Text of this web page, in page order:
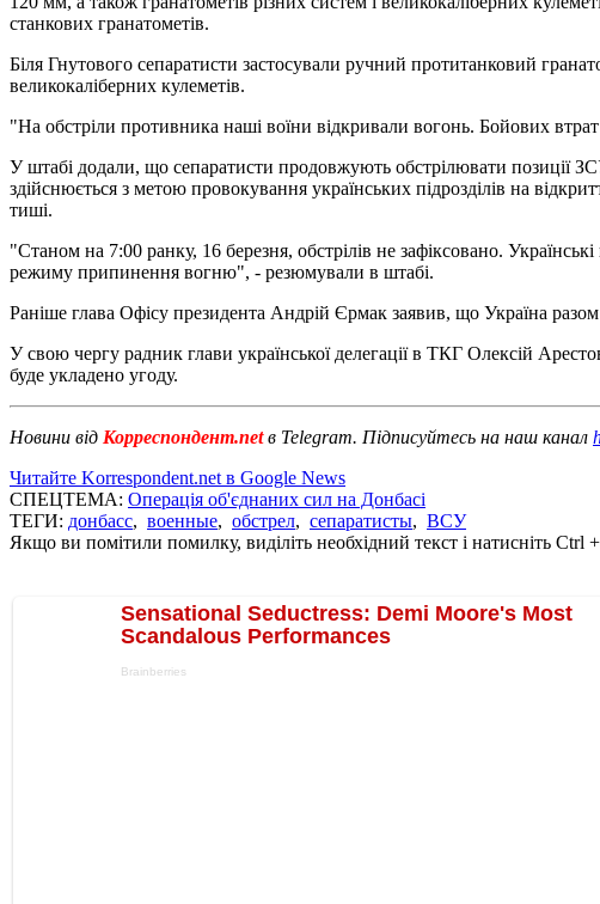
станкових гранатометів.
Біля Гнутового сепаратисти застосували ручний протитанковий
великокаліберних кулеметів.
"На обстріли противника наші воїни відкривали вогонь. Бойових
У штабі додали, що сепаратисти продовжують обстрілювати позиції
здійснюється з метою провокування українських підрозділів на
тиші.
"Станом на 7:00 ранку, 16 березня, обстрілів не зафіксовано.
режиму припинення вогню", - резюмували в штабі.
Раніше глава Офісу президента Андрій Єрмак заявив, що Україна
У свою чергу радник глави української делегації в ТКГ Олексій
буде укладено угоду.
Новини від Корреспондент.netв Telegram. Підписуйтесь на наш канал
Читайте Korrespondent.net в Google News
СПЕЦТЕМА: Операція об'єднаних сил на Донбасі
ТЕГИ: донбасс, военные, обстрел, сепаратисты, ВСУ
Якщо ви помітили помилку, виділіть необхідний текст і натисніть